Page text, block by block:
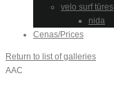
velo surf tūres
nida
Cenas/Prices
Return to list of galleries
AAC